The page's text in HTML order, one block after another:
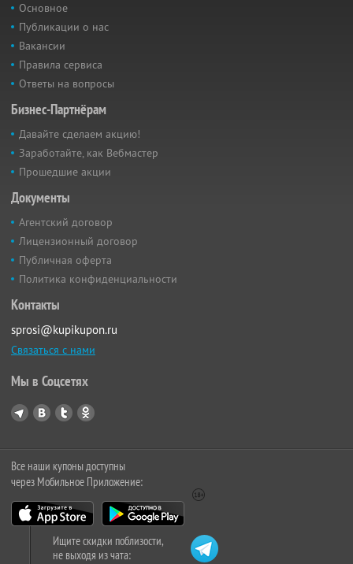
Основное
Публикации о нас
Вакансии
Правила сервиса
Ответы на вопросы
Бизнес-Партнёрам
Давайте сделаем акцию!
Заработайте, как Вебмастер
Прошедшие акции
Документы
Агентский договор
Лицензионный договор
Публичная оферта
Политика конфиденциальности
Контакты
sprosi@kupikupon.ru
Связаться с нами
Мы в Соцсетях
Все наши купоны доступны
через Мобильное Приложение:
Ищите скидки поблизости,
не выходя из чата: